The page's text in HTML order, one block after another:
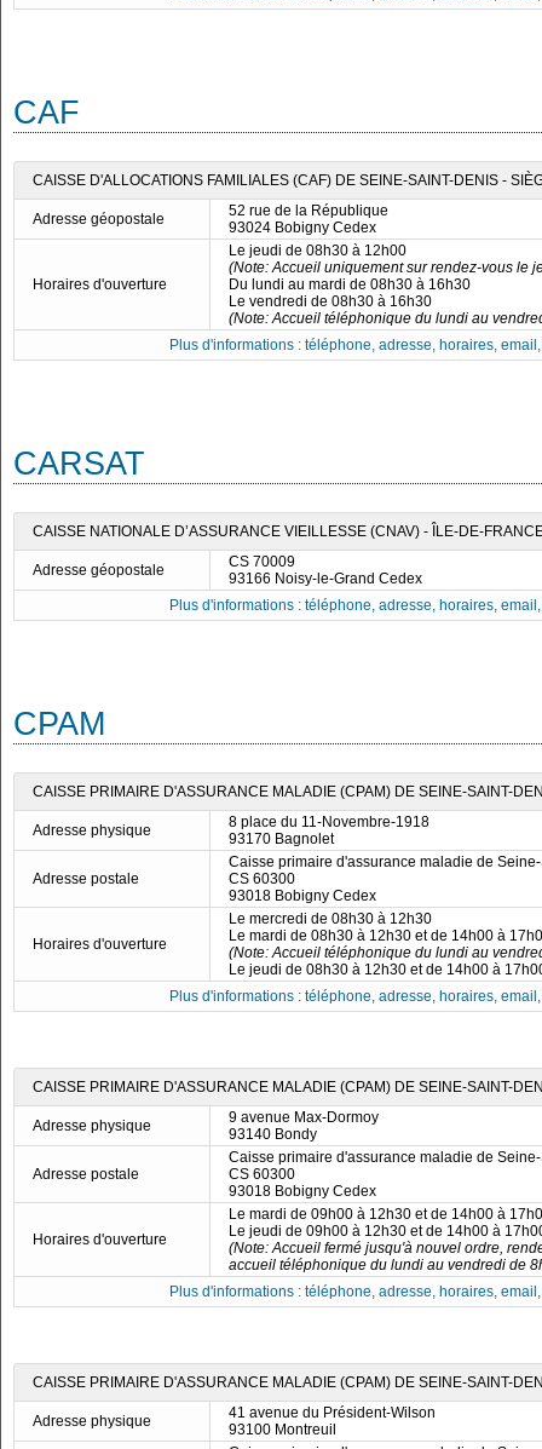
CAF
CAISSE D'ALLOCATIONS FAMILIALES (CAF) DE SEINE-SAINT-DENIS -
Adresse géopostale
52 rue de la République
93024 Bobigny Cedex
Horaires d'ouverture
Le jeudi de 08h30 à 12h00
(Note: Accueil uniquement sur rendez-vous le
Du lundi au mardi de 08h30 à 16h30
Le vendredi de 08h30 à 16h30
(Note: Accueil téléphonique du lundi au
Plus d'informations : téléphone, adresse, horaires,
CARSAT
CAISSE NATIONALE D’ASSURANCE VIEILLESSE (CNAV) - ÎLE-DE-
Adresse géopostale
CS 70009
93166 Noisy-le-Grand Cedex
Plus d'informations : téléphone, adresse, horaires,
CPAM
CAISSE PRIMAIRE D'ASSURANCE MALADIE (CPAM) DE SEINE-SAINT-
Adresse physique
8 place du 11-Novembre-1918
93170 Bagnolet
Adresse postale
Caisse primaire d'assurance maladie de
CS 60300
93018 Bobigny Cedex
Horaires d'ouverture
Le mercredi de 08h30 à 12h30
Le mardi de 08h30 à 12h30 et de 14h00 à
(Note: Accueil téléphonique du lundi au
Le jeudi de 08h30 à 12h30 et de 14h00 à
Plus d'informations : téléphone, adresse, horaires,
CAISSE PRIMAIRE D'ASSURANCE MALADIE (CPAM) DE SEINE-SAINT-
Adresse physique
9 avenue Max-Dormoy
93140 Bondy
Adresse postale
Caisse primaire d'assurance maladie de
CS 60300
93018 Bobigny Cedex
Horaires d'ouverture
Le mardi de 09h00 à 12h30 et de 14h00 à
Le jeudi de 09h00 à 12h30 et de 14h00 à
(Note: Accueil fermé jusqu'à nouvel ordre,
accueil téléphonique du lundi au vendredi de
Plus d'informations : téléphone, adresse, horaires,
CAISSE PRIMAIRE D'ASSURANCE MALADIE (CPAM) DE SEINE-SAINT-
Adresse physique
41 avenue du Président-Wilson
93100 Montreuil